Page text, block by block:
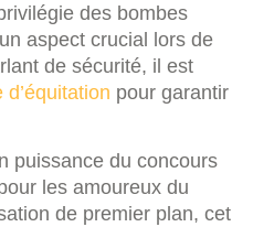
des bombes
aspect crucial lors de
de sécurité, il est
d’équitation pour garantir
puissance du concours
les amoureux du
de premier plan, cet